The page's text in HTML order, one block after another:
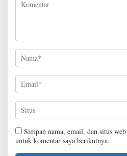
Simpan nama, email, dan situs
untuk komentar saya berikutnya.